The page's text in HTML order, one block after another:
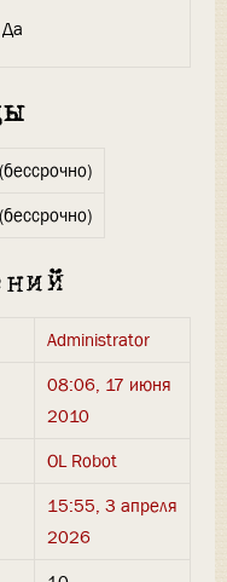
Да
Administrator
08:06, 17 июня
2010
OL Robot
15:55, 3 апреля
2026